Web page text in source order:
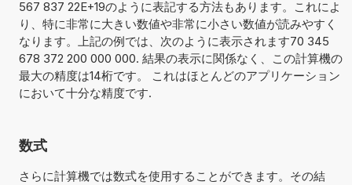
567 837 22E+19のように表記する方法もあります。これによ
り、特に非常に大きい数値や非常に小さい数値が読みやすく
なります。上記の例では、次のように表示されます70 345
678 372 200 000 000. 結果の表示に関係なく、この計算機の
最大の精度は14桁です。 これはほとんどのアプリケーション
において十分な精度です.
数式
さらに計算機では数式を使用することができます。その結